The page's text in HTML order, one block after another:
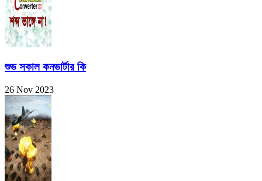
শুভ সকাল কনভার্টার কি
26 Nov 2023